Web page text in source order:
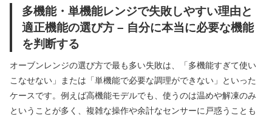
多機能・単機能レンジで失敗しやすい理由と
適正機能の選び方 – 自分に本当に必要な機能
を判断する
オーブンレンジの選び方で最も多い失敗は、「多機能すぎて使い
こなせない」または「単機能で必要な調理ができない」といった
ケースです。例えば高機能モデルでも、使うのは温めや解凍のみ
ということが多く、複雑な操作や余計なセンサーに戸惑うことも